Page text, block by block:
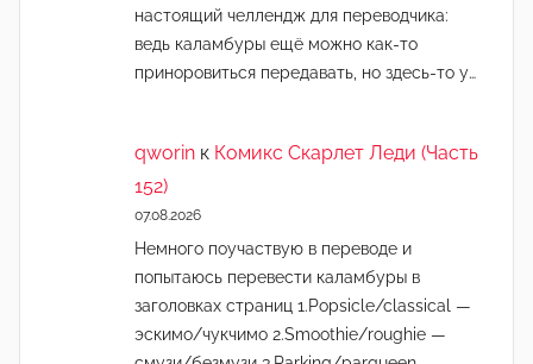
настоящий челлендж для переводчика:
ведь каламбуры ещё можно как-то
приноровиться передавать, но здесь-то у…
qworin к Комикс Скарлет Леди (Часть
152)
07.08.2026
Немного поучаствую в переводе и
попытаюсь перевести каламбуры в
заголовках страниц 1.Popsicle/classical —
эскимо/чукчимо 2.Smoothie/roughie —